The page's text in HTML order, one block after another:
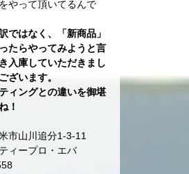
やって頂いてるんで
ではなく、「新商品」
たらやってみようと言
入庫していただきまし
ざいます。
ィングとの違いを御堪
！
市山川追分1-3-11
ィープロ・エバ